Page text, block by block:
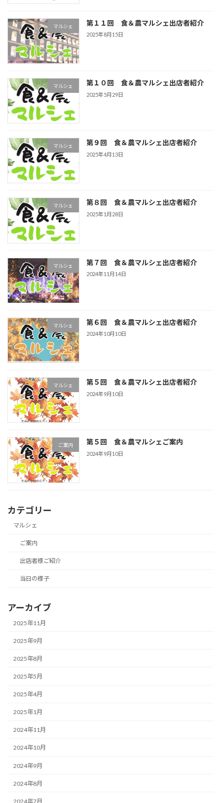
マルシェ 第１１回 食＆農マルシェ出店者紹介
2025年8月15日
マルシェ 第１０回 食＆農マルシェ出店者紹介
2025年5月29日
マルシェ 第９回 食＆農マルシェ出店者紹介
2025年4月13日
マルシェ 第８回 食＆農マルシェ出店者紹介
2025年1月28日
マルシェ 第７回 食＆農マルシェ出店者紹介
2024年11月14日
マルシェ 第６回 食＆農マルシェ出店者紹介
2024年10月10日
マルシェ 第５回 食＆農マルシェ出店者紹介
2024年9月10日
ご案内 第５回 食＆農マルシェご案内
2024年9月10日
カテゴリー
マルシェ
ご案内
出店者様ご紹介
当日の様子
アーカイブ
2025年11月
2025年9月
2025年8月
2025年5月
2025年4月
2025年1月
2024年11月
2024年10月
2024年9月
2024年8月
2024年7月